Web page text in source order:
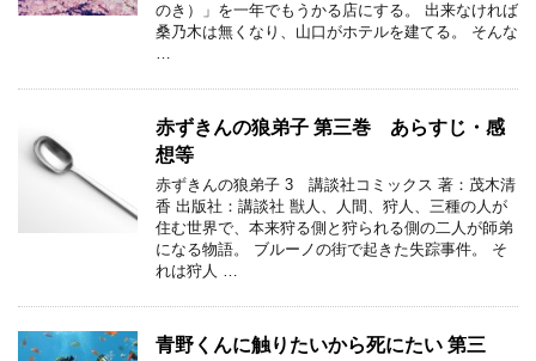
のき）」を一年でもうかる店にする。 出来なければ
桑乃木は無くなり、山口がホテルを建てる。 そんな
…
赤ずきんの狼弟子 第三巻 あらすじ・感
想等
赤ずきんの狼弟子 3 講談社コミックス 著：茂木清
香 出版社：講談社 獣人、人間、狩人、三種の人が
住む世界で、本来狩る側と狩られる側の二人が師弟
になる物語。 ブルーノの街で起きた失踪事件。 そ
れは狩人 …
青野くんに触りたいから死にたい 第三